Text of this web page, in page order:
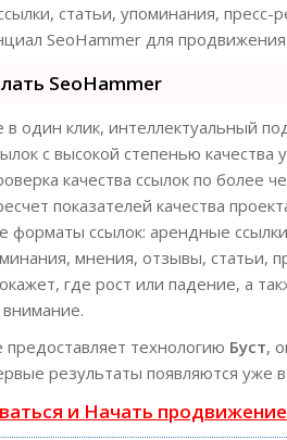
статьи, упоминания, пресс-
SeoHammer для
SeoHammer
один клик, интеллектуальный
с высокой степенью качества
качества ссылок по более
показателей качества
форматы ссылок: арендные
мнения, отзывы, статьи,
где рост или падение, а
технологию Буст,
результаты появляются уже
и Начать продвижение